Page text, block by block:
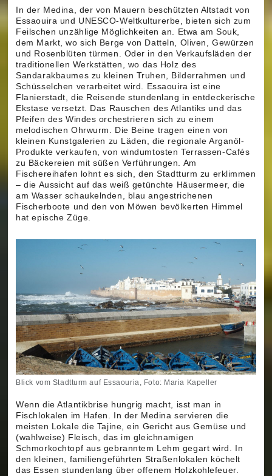
In der Medina, der von Mauern beschützten Altstadt von
Essaouira und UNESCO-Weltkulturerbe, bieten sich zum
Feilschen unzählige Möglichkeiten an. Etwa am Souk,
dem Markt, wo sich Berge von Datteln, Oliven, Gewürzen
und Rosenblüten türmen. Oder in den Verkaufsläden der
traditionellen Werkstätten, wo das Holz des
Sandarakbaumes zu kleinen Truhen, Bilderrahmen und
Schüsselchen verarbeitet wird. Essaouira ist eine
Flanierstadt, die Reisende stundenlang in entdeckerische
Ekstase versetzt. Das Rauschen des Atlantiks und das
Pfeifen des Windes orchestrieren sich zu einem
melodischen Ohrwurm. Die Beine tragen einen von
kleinen Kunstgalerien zu Läden, die regionale Arganöl-
Produkte verkaufen, von windumtosten Terrassen-Cafés
zu Bäckereien mit süßen Verführungen. Am
Fischereihafen lohnt es sich, den Stadtturm zu erklimmen
– die Aussicht auf das weiß getünchte Häusermeer, die
am Wasser schaukelnden, blau angestrichenen
Fischerboote und den von Möwen bevölkerten Himmel
hat epische Züge.
Blick vom Stadtturm auf Essaouria, Foto: Maria Kapeller
Wenn die Atlantikbrise hungrig macht, isst man in
Fischlokalen im Hafen. In der Medina servieren die
meisten Lokale die Tajine, ein Gericht aus Gemüse und
(wahlweise) Fleisch, das im gleichnamigen
Schmorkochtopf aus gebranntem Lehm gegart wird. In
den kleinen, familiengeführten Straßenlokalen köchelt
das Essen stundenlang über offenem Holzkohlefeuer.